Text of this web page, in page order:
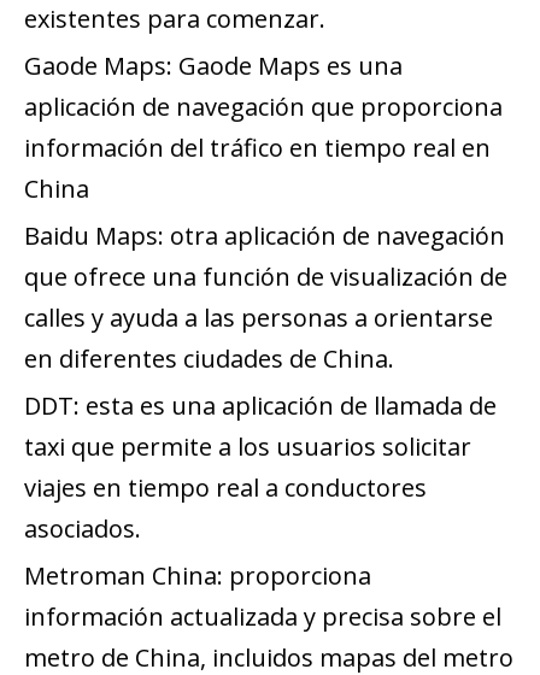
existentes para comenzar.
Gaode Maps: Gaode Maps es una
aplicación de navegación que proporciona
información del tráfico en tiempo real en
China
Baidu Maps: otra aplicación de navegación
que ofrece una función de visualización de
calles y ayuda a las personas a orientarse
en diferentes ciudades de China.
DDT: esta es una aplicación de llamada de
taxi que permite a los usuarios solicitar
viajes en tiempo real a conductores
asociados.
Metroman China: proporciona
información actualizada y precisa sobre el
metro de China, incluidos mapas del metro